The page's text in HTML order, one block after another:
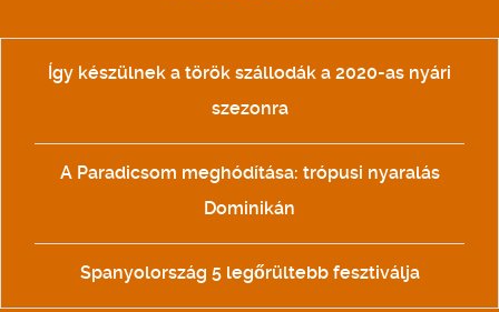
Így készülnek a török szállodák a 2020-as nyári
szezonra
A Paradicsom meghódítása: trópusi nyaralás
Dominikán
Spanyolország 5 legőrültebb fesztiválja